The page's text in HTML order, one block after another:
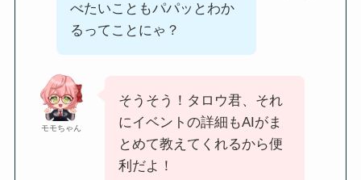
べたいこともパパッとわか
るってことにゃ？
モモちゃん
そうそう！タロウ君、それ
にイベントの詳細もAIがま
とめて教えてくれるから便
利だよ！